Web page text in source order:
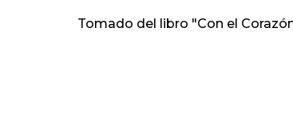
Tomado del libro "Con el